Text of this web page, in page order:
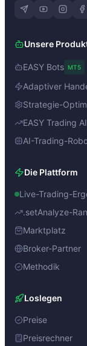
Unsere
EASY Bots MT5
Adaptiver
Strategie-
EASY Trading AI
AI-Trading-
Die Plattform
Live-Trading-
.setAnalyze-
Marktplatz
Broker-Partner
Methodik
Loslegen
Preise
Preisrechner